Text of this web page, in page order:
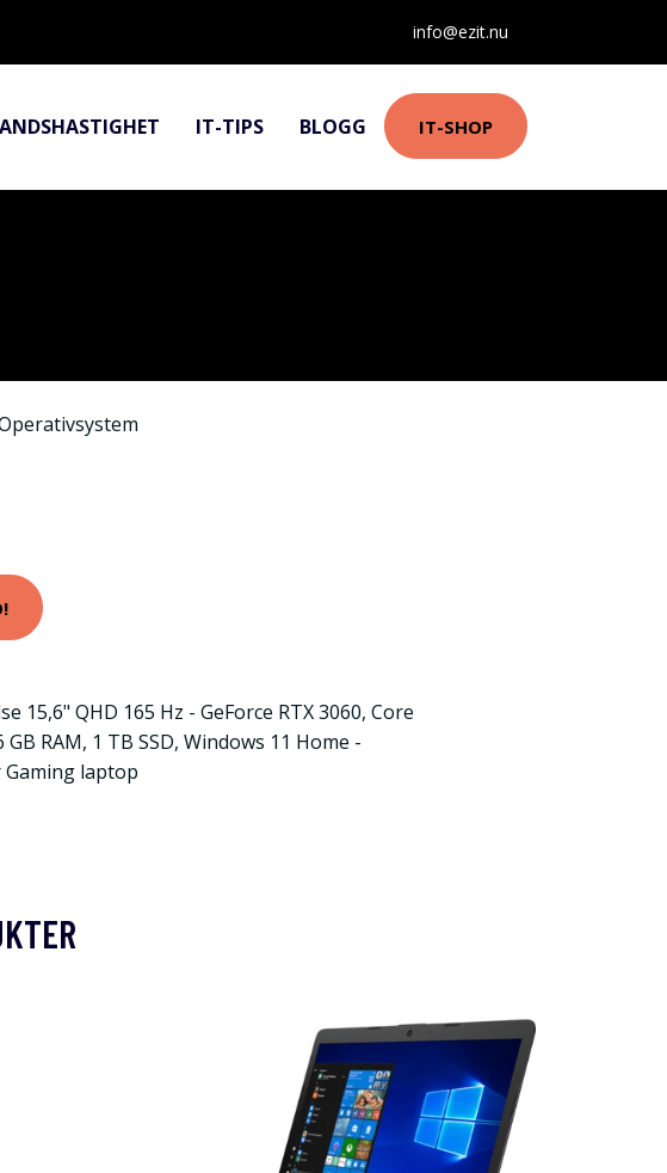
info@ezit.nu
IT-TIPS BLOGG IT-SHOP
15,6" QHD 165 Hz - GeForce RTX 3060, Core
GB RAM, 1 TB SSD, Windows 11 Home -
laptop